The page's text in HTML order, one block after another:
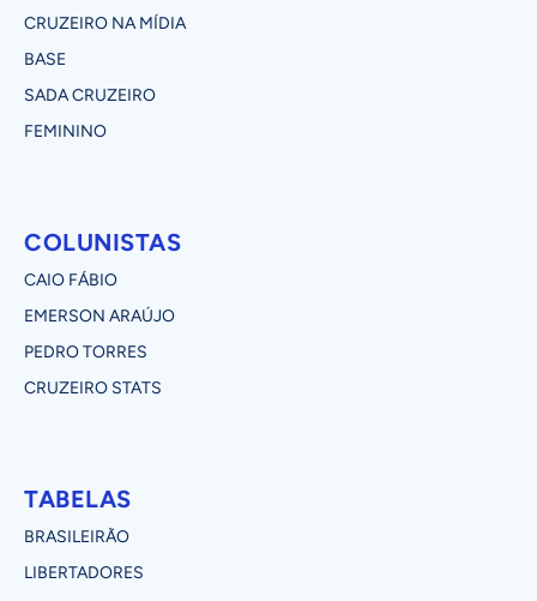
CRUZEIRO NA MÍDIA
BASE
SADA CRUZEIRO
FEMININO
COLUNISTAS
CAIO FÁBIO
EMERSON ARAÚJO
PEDRO TORRES
CRUZEIRO STATS
TABELAS
BRASILEIRÃO
LIBERTADORES